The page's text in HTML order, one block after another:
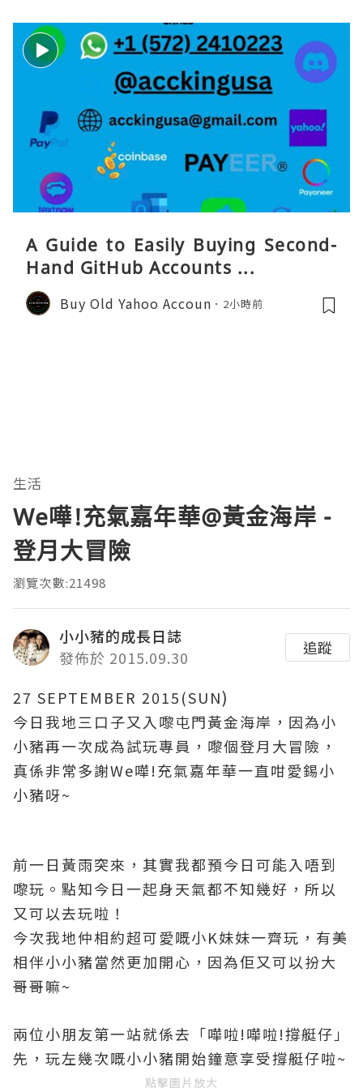
A Guide to Easily Buying Second-
Hand GitHub Accounts ...
Buy Old Yahoo Accoun 2小時前
生活
We嘩!充氣嘉年華@黃金海岸 -
登月大冒險
瀏覽次數:21498
小小豬的成長日誌
發佈於 2015.09.30
追蹤
27 SEPTEMBER 2015(SUN)
今日我地三口子又入嚟屯門黃金海岸 ，因為小
小豬再一次成為試玩專員 ，嚟個登月大冒險 ，
真係非常多謝We嘩!充氣嘉年華一直咁愛錫小
小豬呀~
前一日黃雨突來 ，其實我都預今日可能入唔到
嚟玩 。點知今日一起身天氣都不知幾好 ，所以
又可以去玩啦 ！
今次我地仲相約超可愛嘅小K妹妹一齊玩 ，有美
相伴小小豬當然更加開心 ，因為佢又可以扮大
哥哥嘛~
兩位小朋友第一站就係去「嘩啦!嘩啦!撐艇仔」
先 ，玩左幾次嘅小小豬開始鐘意享受撐艇仔啦~
點擊圖片放大